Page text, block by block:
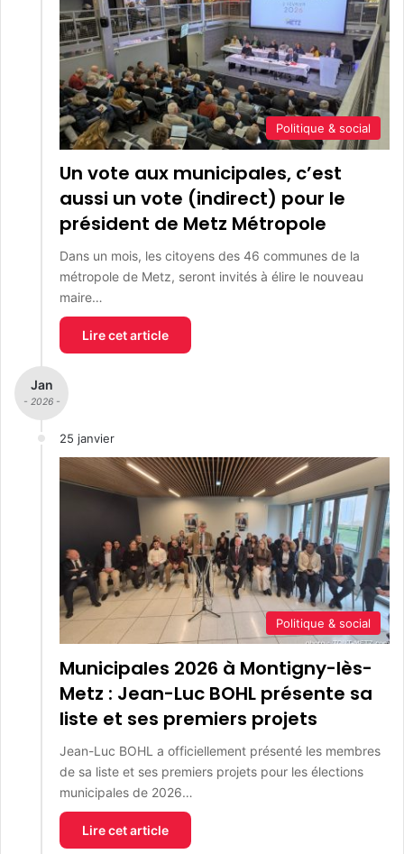
Politique & social
Un vote aux municipales, c’est
aussi un vote (indirect) pour le
président de Metz Métropole
Dans un mois, les citoyens des 46 communes de la
métropole de Metz, seront invités à élire le nouveau
maire…
Lire cet article
Jan
- 2026 -
25 janvier
Politique & social
Municipales 2026 à Montigny-lès-
Metz : Jean-Luc BOHL présente sa
liste et ses premiers projets
Jean-Luc BOHL a officiellement présenté les membres
de sa liste et ses premiers projets pour les élections
municipales de 2026…
Lire cet article